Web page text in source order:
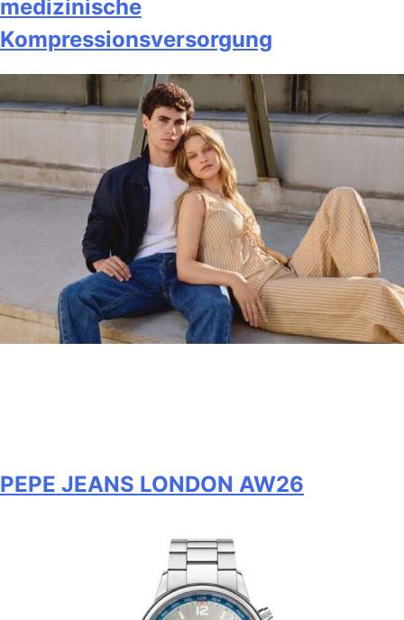
medizinische
Kompressionsversorgung
PEPE JEANS LONDON AW26